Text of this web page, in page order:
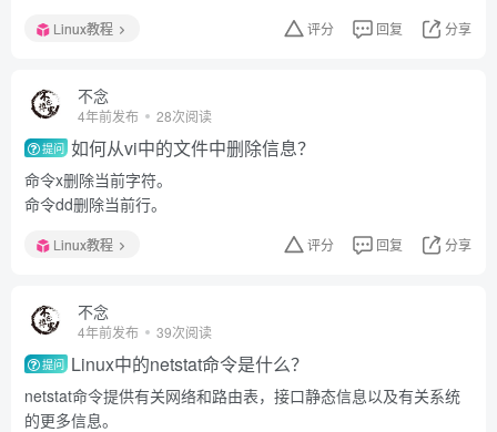
Linux教程 评分 回复 分享
不念
4年前发布 28次阅读
提问 如何从vi中的文件中删除信息？
命令x删除当前字符。
命令dd删除当前行。
Linux教程 评分 回复 分享
不念
4年前发布 39次阅读
提问 Linux中的netstat命令是什么？
netstat命令提供有关网络和路由表，接口静态信息以及有关系统
的更多信息。